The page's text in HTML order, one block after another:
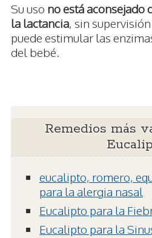
Su uso no está aconsejado
la lactancia, sin
puede estimular las
del bebé.
Remedios más
eucalipto, romero,
para la alergia nasal
Eucalipto para la
Eucalipto para la